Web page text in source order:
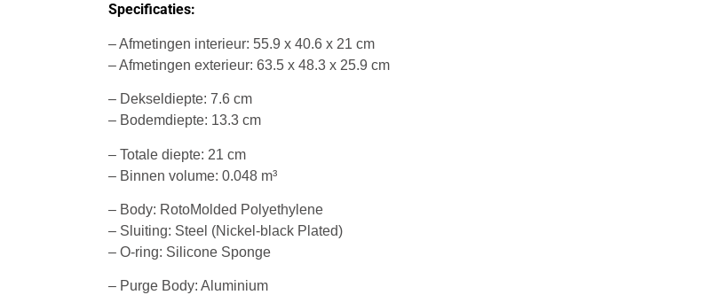
Specificaties:
– Afmetingen interieur: 55.9 x 40.6 x 21 cm
– Afmetingen exterieur: 63.5 x 48.3 x 25.9 cm
– Dekseldiepte: 7.6 cm
– Bodemdiepte: 13.3 cm
– Totale diepte: 21 cm
– Binnen volume: 0.048 m³
– Body: RotoMolded Polyethylene
– Sluiting: Steel (Nickel-black Plated)
– O-ring: Silicone Sponge
– Purge Body: Aluminium